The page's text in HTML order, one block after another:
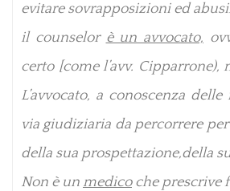
evitare sovrapposizioni ed
il counselor è un avvocato,
certo [come l’avv.
L’avvocato, a conoscenza
via giudiziaria da percorrere
della sua prospettazione,della
Non è un medicoche prescrive